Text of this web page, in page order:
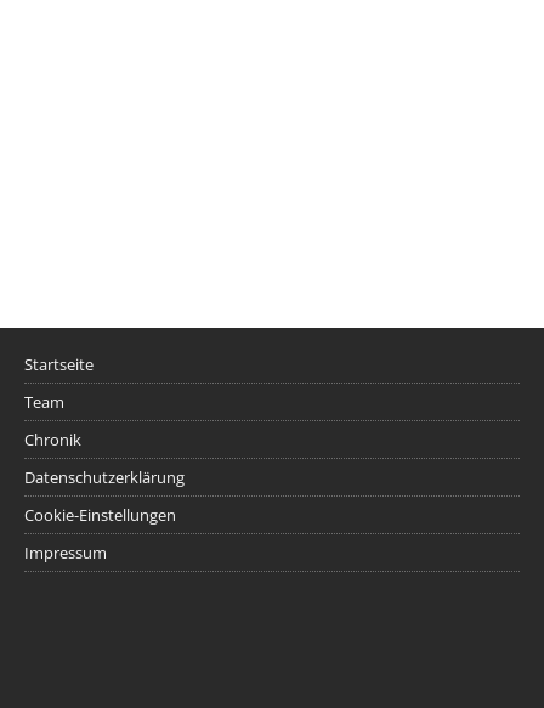
Startseite
Team
Chronik
Datenschutzerklärung
Cookie-Einstellungen
Impressum